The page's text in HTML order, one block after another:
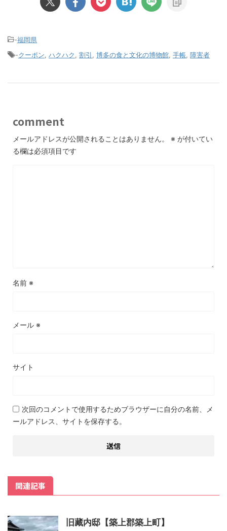
-福岡県
-クーポン ハクハク 割引 博多の食と文化の博物館 手帳 障害者
comment
メールアドレスが公開されることはありません。 ※ が付いてい
る欄は必須項目です
名前 ※
メール ※
サイト
次回のコメントで使用するためブラウザーに自分の名前、メ
ールアドレス、サイトを保存する。
関連記事
旧藏内邸【築上郡築上町】